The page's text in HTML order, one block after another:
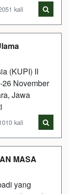
kali
(KUPI) II
November
Jawa
kali
MASA
yang